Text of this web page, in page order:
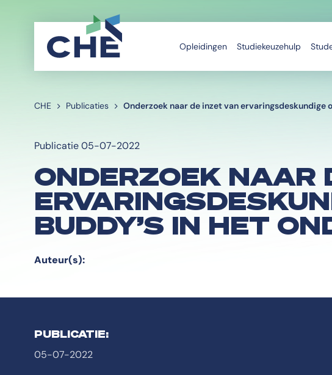
Opleidingen Studiekeuzehulp
CHE Publicaties Onderzoek naar de inzet van ervaringsdeskundige
Publicatie 05-07-2022
ONDERZOEK NAAR
BUDDY’S IN HET
Auteur(s):
PUBLICATIE:
05-07-2022